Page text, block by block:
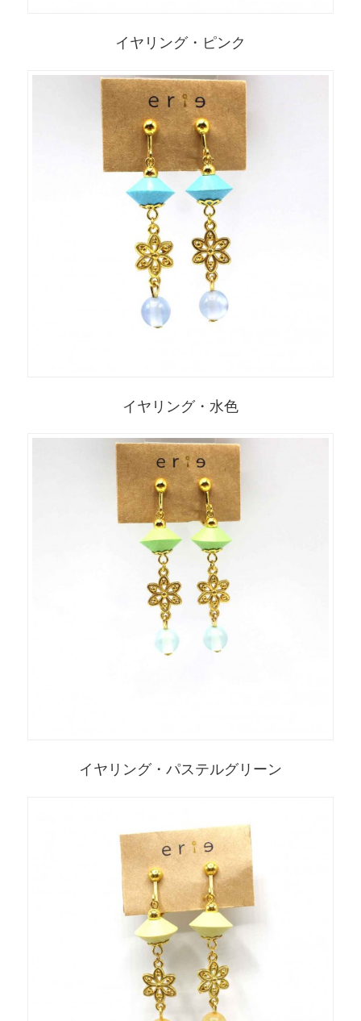
イヤリング・ピンク
イヤリング・水色
イヤリング・パステルグリーン